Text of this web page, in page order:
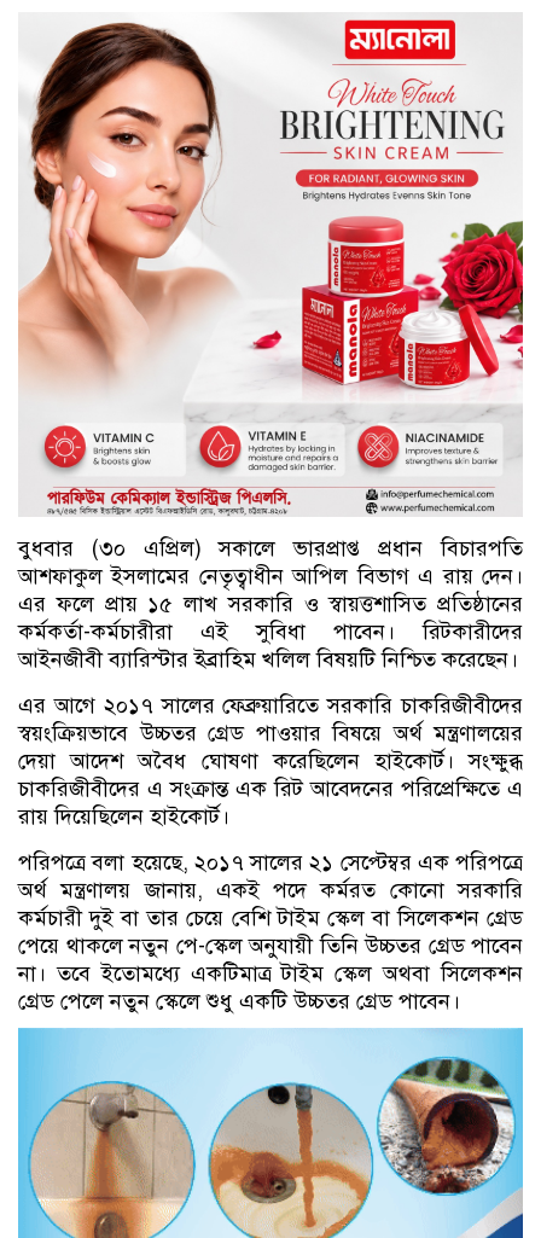
বুধবার (৩০ এপ্রিল) সকালে ভারপ্রাপ্ত প্রধান বিচারপতি
আশফাকুল ইসলামের নেতৃত্বাধীন আপিল বিভাগ এ রায় দেন।
এর ফলে প্রায় ১৫ লাখ সরকারি ও স্বায়ত্তশাসিত প্রতিষ্ঠানের
কর্মকর্তা-কর্মচারীরা এই সুবিধা পাবেন। রিটকারীদের
আইনজীবী ব্যারিস্টার ইব্রাহিম খলিল বিষয়টি নিশ্চিত করেছেন।
এর আগে ২০১৭ সালের ফেব্রুয়ারিতে সরকারি চাকরিজীবীদের
স্বয়ংক্রিয়ভাবে উচ্চতর গ্রেড পাওয়ার বিষয়ে অর্থ মন্ত্রণালয়ের
দেয়া আদেশ অবৈধ ঘোষণা করেছিলেন হাইকোর্ট। সংক্ষুব্ধ
চাকরিজীবীদের এ সংক্রান্ত এক রিট আবেদনের পরিপ্রেক্ষিতে এ
রায় দিয়েছিলেন হাইকোর্ট।
পরিপত্রে বলা হয়েছে, ২০১৭ সালের ২১ সেপ্টেম্বর এক পরিপত্রে
অর্থ মন্ত্রণালয় জানায়, একই পদে কর্মরত কোনো সরকারি
কর্মচারী দুই বা তার চেয়ে বেশি টাইম স্কেল বা সিলেকশন গ্রেড
পেয়ে থাকলে নতুন পে-স্কেল অনুযায়ী তিনি উচ্চতর গ্রেড পাবেন
না। তবে ইতোমধ্যে একটিমাত্র টাইম স্কেল অথবা সিলেকশন
গ্রেড পেলে নতুন স্কেলে শুধু একটি উচ্চতর গ্রেড পাবেন।